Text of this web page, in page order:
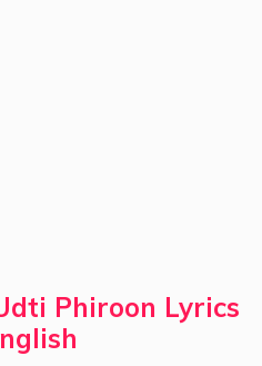
Phiroon Lyrics